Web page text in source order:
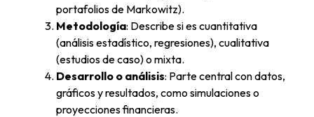
portafolios de Markowitz).
Metodología: Describe si es cuantitativa
(análisis estadístico, regresiones), cualitativa
(estudios de caso) o mixta.
Desarrollo o análisis: Parte central con datos,
gráficos y resultados, como simulaciones o
proyecciones financieras.